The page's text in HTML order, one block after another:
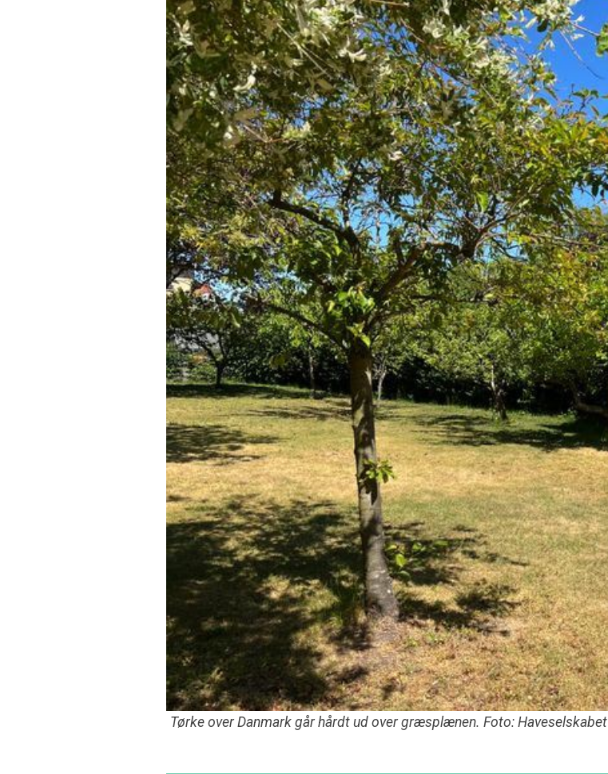
Tørke over Danmark går hårdt ud over græsplænen. Foto: Haveselskabet